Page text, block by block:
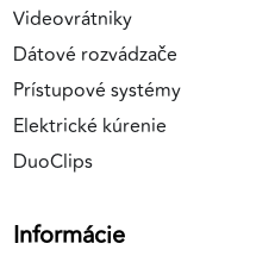
Videovrátniky
Dátové rozvádzače
Prístupové systémy
Elektrické kúrenie
DuoClips
Informácie